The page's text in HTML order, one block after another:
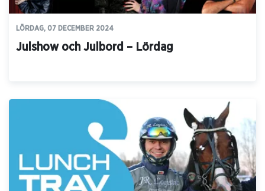
LÖRDAG, 07 DECEMBER 2024
Julshow och Julbord – Lördag